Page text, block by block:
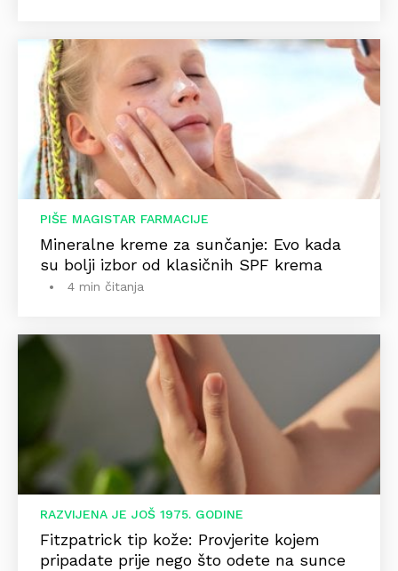
PIŠE MAGISTAR FARMACIJE
Mineralne kreme za sunčanje: Evo kada
su bolji izbor od klasičnih SPF krema
4 min čitanja
RAZVIJENA JE JOŠ 1975. GODINE
Fitzpatrick tip kože: Provjerite kojem
pripadate prije nego što odete na sunce